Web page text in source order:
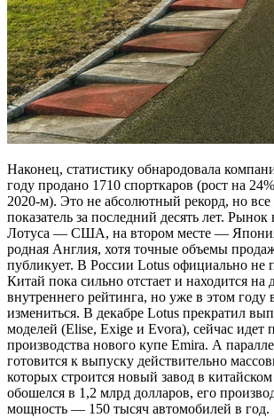
Наконец, статистику обнародовала
году продано 1710 спорткаров (рост на
2020-м). Это не абсолютный рекорд, но
показатель за последний десять лет.
Лотуса — США, на втором месте —
родная Англия, хотя точные объемы
публикует. В России Lotus официально не
Китай пока сильно отстает и находится на
внутреннего рейтинга, но уже в этом году
измениться. В декабре Lotus прекратил
моделей (Elise, Exige и Evora), сейчас идет
производства нового купе Emira. А
готовится к выпуску действительно
которых строится новый завод в
обошелся в 1,2 млрд долларов, его
мощность — 150 тысяч автомобилей в год.